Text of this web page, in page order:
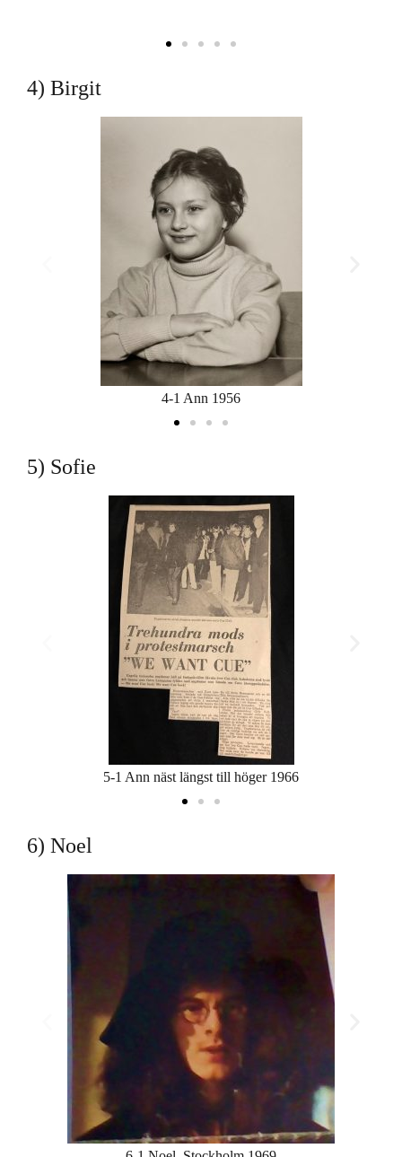
4) Birgit
4-1 Ann 1956
5) Sofie
5-1 Ann näst längst till höger 1966
6) Noel